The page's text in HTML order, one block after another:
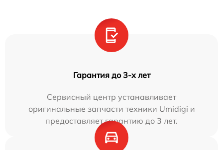
Гарантия до 3-х лет
Сервисный центр устанавливает
оригинальные запчасти техники Umidigi и
предоставляет гарантию до 3 лет.